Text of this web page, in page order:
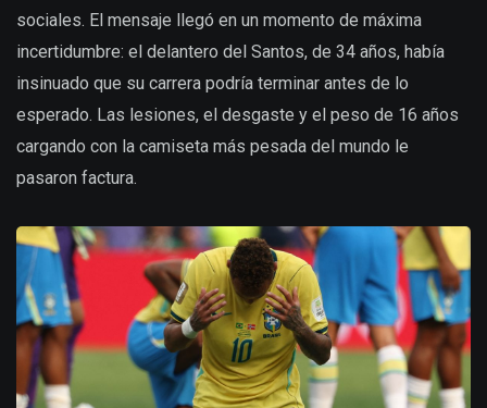
sociales. El mensaje llegó en un momento de máxima
incertidumbre: el delantero del Santos, de 34 años, había
insinuado que su carrera podría terminar antes de lo
esperado. Las lesiones, el desgaste y el peso de 16 años
cargando con la camiseta más pesada del mundo le
pasaron factura.